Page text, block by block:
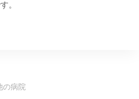
。
の病院